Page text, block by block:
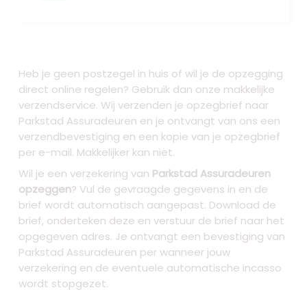
Heb je geen postzegel in huis of wil je de opzegging
direct online regelen? Gebruik dan onze makkelijke
verzendservice. Wij verzenden je opzegbrief naar
Parkstad Assuradeuren en je ontvangt van ons een
verzendbevestiging en een kopie van je opzegbrief
per e-mail. Makkelijker kan niet.
Wil je een verzekering van Parkstad Assuradeuren
opzeggen? Vul de gevraagde gegevens in en de
brief wordt automatisch aangepast. Download de
brief, onderteken deze en verstuur de brief naar het
opgegeven adres. Je ontvangt een bevestiging van
Parkstad Assuradeuren per wanneer jouw
verzekering en de eventuele automatische incasso
wordt stopgezet.